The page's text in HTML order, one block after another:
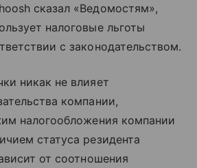
сказал «Ведомостям»,
налоговые льготы
с законодательством.
никак не влияет
компании,
налогообложения компании
статуса резидента
от соотношения